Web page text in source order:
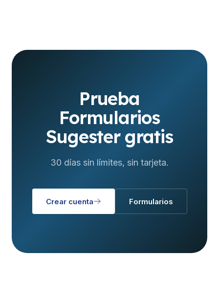
Prueba
Formularios
Sugester gratis
30 días sin límites, sin tarjeta.
Crear cuenta Formularios